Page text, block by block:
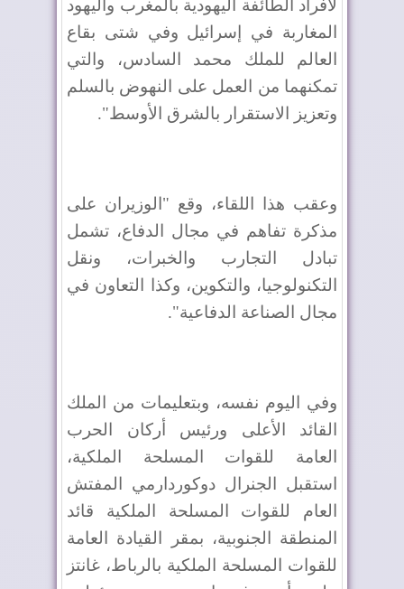
لأفراد الطائفة اليهودية بالمغرب واليهود
المغاربة في إسرائيل وفي شتى بقاع
العالم للملك محمد السادس، والتي
تمكنهما من العمل على النهوض بالسلم
وتعزيز الاستقرار بالشرق الأوسط".
وعقب هذا اللقاء، وقع "الوزيران على
مذكرة تفاهم في مجال الدفاع، تشمل
تبادل التجارب والخبرات، ونقل
التكنولوجيا، والتكوين، وكذا التعاون في
مجال الصناعة الدفاعية".
وفي اليوم نفسه، وبتعليمات من الملك
القائد الأعلى ورئيس أركان الحرب
العامة للقوات المسلحة الملكية،
استقبل الجنرال دوكوردارمي المفتش
العام للقوات المسلحة الملكية قائد
المنطقة الجنوبية، بمقر القيادة العامة
للقوات المسلحة الملكية بالرباط، غانتز